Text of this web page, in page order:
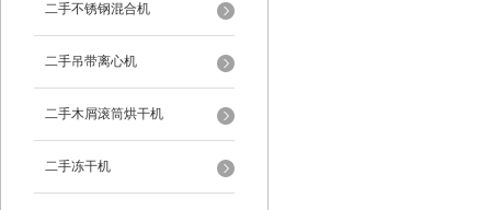
二手不锈钢混合机
二手吊带离心机
二手木屑滚筒烘干机
二手冻干机